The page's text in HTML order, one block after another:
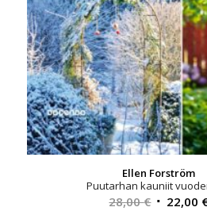
Ellen Forström
Puutarhan kauniit
28,00€ 22,00